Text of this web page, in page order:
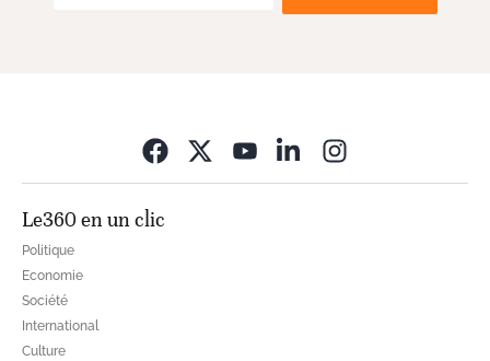
Le360 en un clic
Politique
Economie
Société
International
Culture